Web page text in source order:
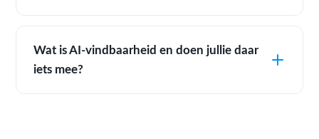
Wat is AI-vindbaarheid en doen jullie daar
iets mee?